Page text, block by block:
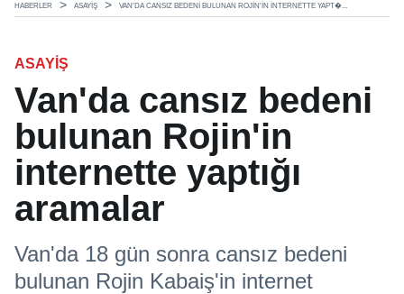
HABERLER ASAYİŞ VAN'DA CANSIZ BEDENI BULUNAN ROJIN'IN INTERNETTE YAPT�...
ASAYİŞ
Van'da cansız bedeni
bulunan Rojin'in
internette yaptığı
aramalar
Van'da 18 gün sonra cansız bedeni
bulunan Rojin Kabaiş'in internet